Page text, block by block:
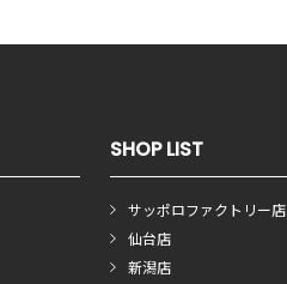
SHOP LIST
サッポロファクトリー店
仙台店
新潟店